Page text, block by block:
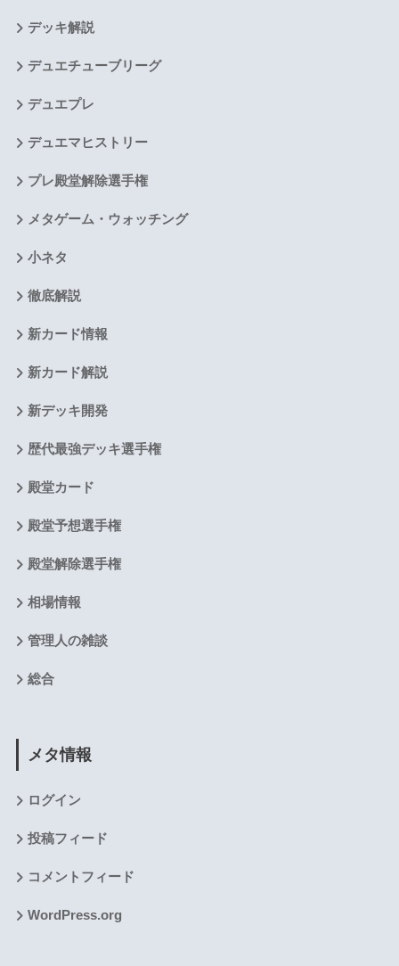
デッキ解説
デュエチューブリーグ
デュエプレ
デュエマヒストリー
プレ殿堂解除選手権
メタゲーム・ウォッチング
小ネタ
徹底解説
新カード情報
新カード解説
新デッキ開発
歴代最強デッキ選手権
殿堂カード
殿堂予想選手権
殿堂解除選手権
相場情報
管理人の雑談
総合
メタ情報
ログイン
投稿フィード
コメントフィード
WordPress.org